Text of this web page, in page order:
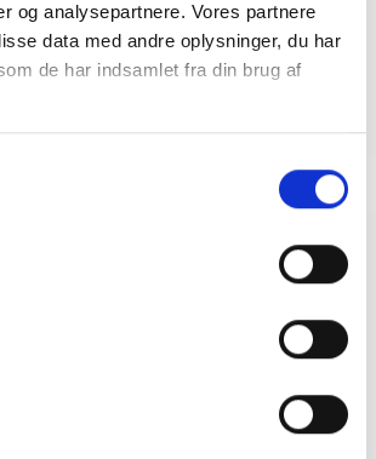
og analysepartnere. Vores partnere
data med andre oplysninger, du har
de har indsamlet fra din brug af
Viden
skal være klar senest 1. januar